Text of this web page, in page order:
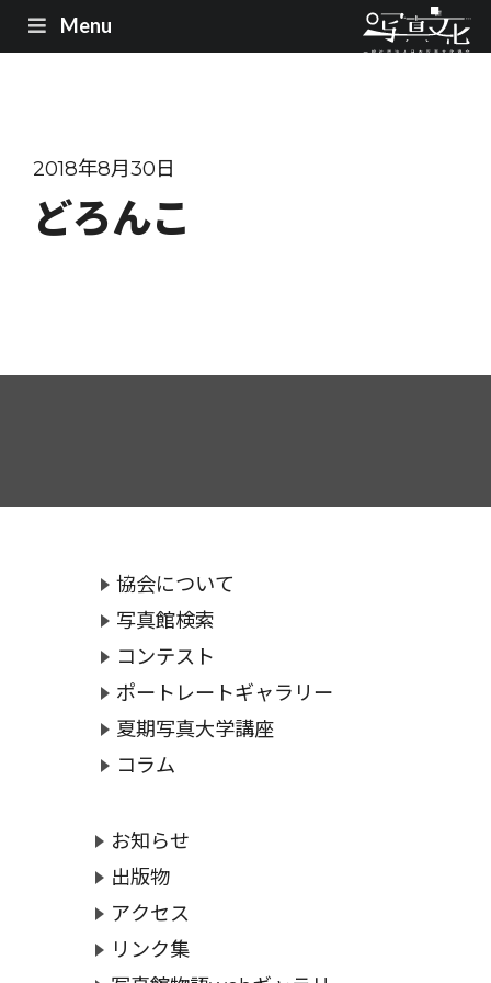
Menu
2018年8月30日
どろんこ
協会について
写真館検索
コンテスト
ポートレートギャラリー
夏期写真大学講座
コラム
お知らせ
出版物
アクセス
リンク集